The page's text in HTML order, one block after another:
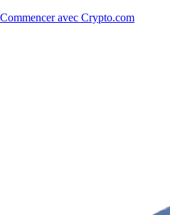
Commencer avec Crypto.com